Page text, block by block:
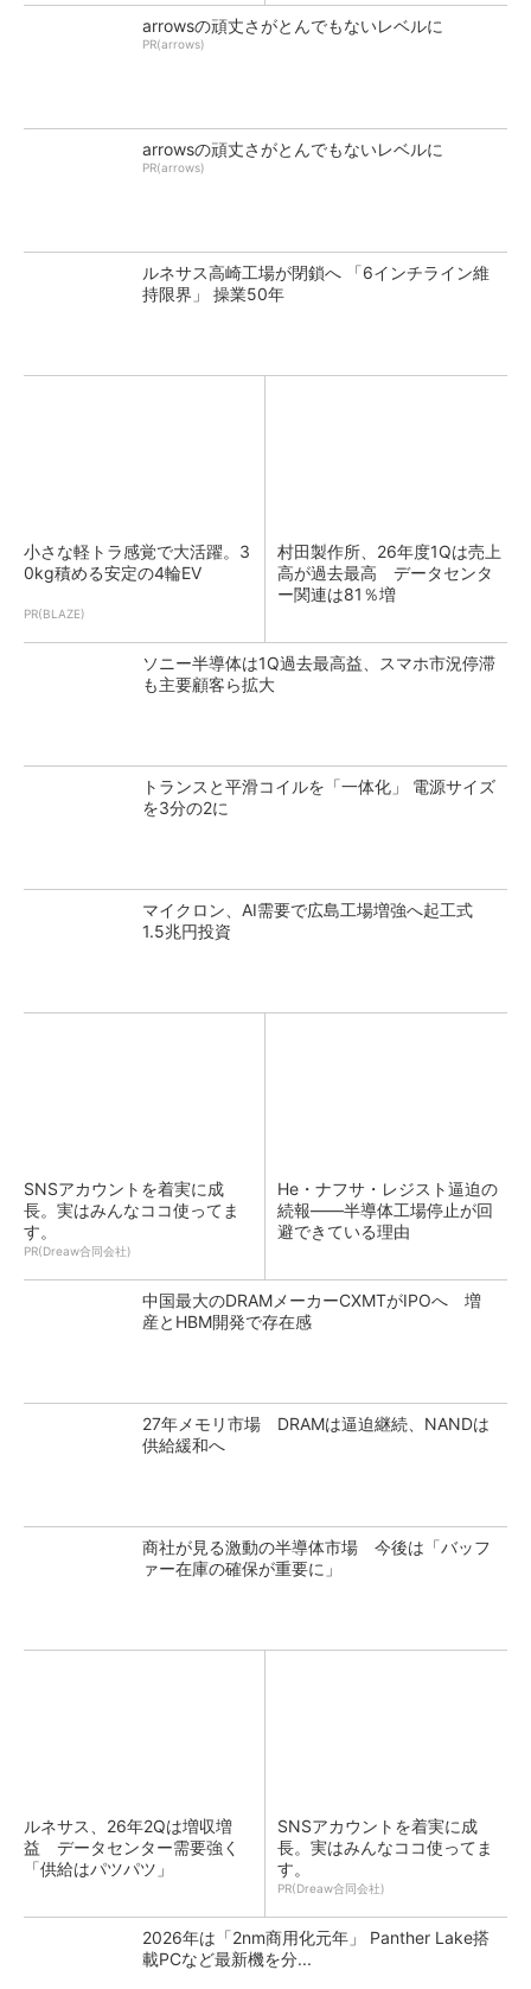
arrowsの頑丈さがとんでもないレベルに
PR(arrows)
arrowsの頑丈さがとんでもないレベルに
PR(arrows)
ルネサス高崎工場が閉鎖へ 「6インチライン維
持限界」 操業50年
小さな軽トラ感覚で大活躍。3
0kg積める安定の4輪EV
PR(BLAZE)
村田製作所、26年度1Qは売上
高が過去最高 データセンタ
ー関連は81％増
ソニー半導体は1Q過去最高益、スマホ市況停滞
も主要顧客ら拡大
トランスと平滑コイルを「一体化」 電源サイズ
を3分の2に
マイクロン、AI需要で広島工場増強へ起工式
1.5兆円投資
SNSアカウントを着実に成
長。実はみんなココ使ってま
す。
PR(Dreaw合同会社)
He・ナフサ・レジスト逼迫の
続報――半導体工場停止が回
避できている理由
中国最大のDRAMメーカーCXMTがIPOへ 増
産とHBM開発で存在感
27年メモリ市場 DRAMは逼迫継続、NANDは
供給緩和へ
商社が見る激動の半導体市場 今後は「バッフ
ァー在庫の確保が重要に」
ルネサス、26年2Qは増収増
益 データセンター需要強く
「供給はパツパツ」
SNSアカウントを着実に成
長。実はみんなココ使ってま
す。
PR(Dreaw合同会社)
2026年は「2nm商用化元年」 Panther Lake搭
載PCなど最新機を分...